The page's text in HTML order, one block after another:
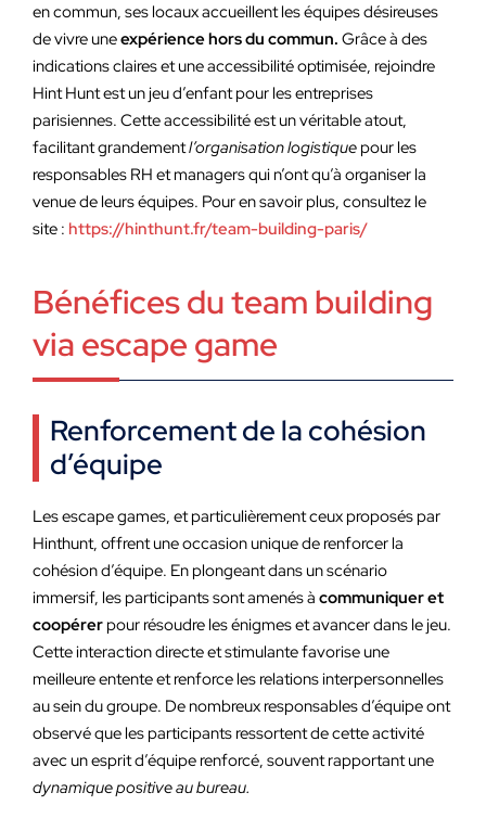
en commun, ses locaux accueillent les équipes désireuses
de vivre uneexpérience hors du commun. Grâce à des
indications claires et une accessibilité optimisée, rejoindre
Hint Hunt est un jeu d’enfant pour les entreprises
parisiennes. Cette accessibilité est un véritable atout,
facilitant grandementl’organisation logistique pour les
responsables RH et managers qui n’ont qu’à organiser la
venue de leurs équipes. Pour en savoir plus, consultez le
site : https://hinthunt.fr/team-building-paris/
Bénéfices du team building
via escape game
Renforcement de la cohésion
d’équipe
Les escape games, et particulièrement ceux proposés par
Hinthunt, offrent une occasion unique de renforcer la
cohésion d’équipe. En plongeant dans un scénario
immersif, les participants sont amenés à communiquer et
coopérer pour résoudre les énigmes et avancer dans le jeu.
Cette interaction directe et stimulante favorise une
meilleure entente et renforce les relations interpersonnelles
au sein du groupe. De nombreux responsables d’équipe ont
observé que les participants ressortent de cette activité
avec un esprit d’équipe renforcé, souvent rapportant une
dynamique positive au bureau.